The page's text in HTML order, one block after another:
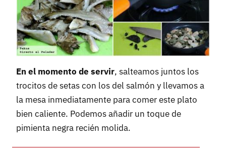
En el momento de servir, salteamos juntos los
trocitos de setas con los del salmón y llevamos a
la mesa inmediatamente para comer este plato
bien caliente. Podemos añadir un toque de
pimienta negra recién molida.